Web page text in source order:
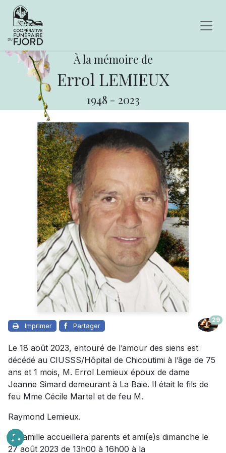
À la mémoire de
Errol LEMIEUX
1948 - 2023
Imprimer Partager
29
Le 18 août 2023, entouré de l’amour des siens est
décédé au CIUSSS/Hôpital de Chicoutimi à l’âge de 75
ans et 1 mois, M. Errol Lemieux époux de dame
Jeanne Simard demeurant à La Baie. Il était le fils de
feu Mme Cécile Martel et de feu M.
Raymond Lemieux.
La famille accueillera parents et ami(e)s dimanche le
27 août 2023 de 13h00 à 16h00 à la